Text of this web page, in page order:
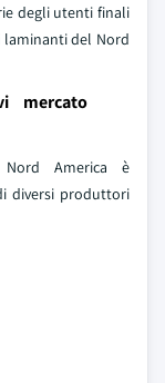
degli utenti finali
laminanti del Nord
mercato
America è
diversi produttori